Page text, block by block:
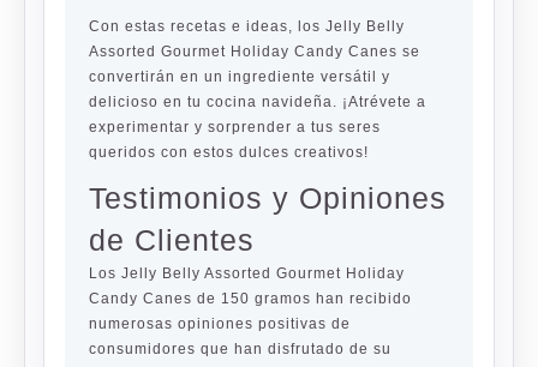
Con estas recetas e ideas, los Jelly Belly
Assorted Gourmet Holiday Candy Canes se
convertirán en un ingrediente versátil y
delicioso en tu cocina navideña. ¡Atrévete a
experimentar y sorprender a tus seres
queridos con estos dulces creativos!
Testimonios y Opiniones
de Clientes
Los Jelly Belly Assorted Gourmet Holiday
Candy Canes de 150 gramos han recibido
numerosas opiniones positivas de
consumidores que han disfrutado de su